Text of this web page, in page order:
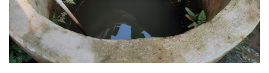
c
i
ó